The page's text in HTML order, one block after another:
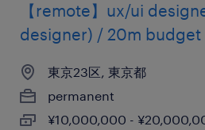
【remote】ux/ui
designer) / 20m budget
東京23区, 東京都
permanent
¥10,000,000 -